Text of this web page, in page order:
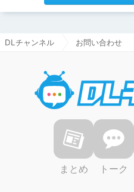
DLチャンネル お問い合わせ
まとめ トーク